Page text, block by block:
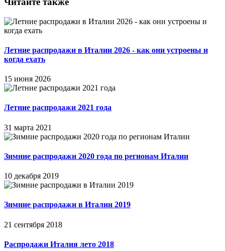
Летние распродажи в Италии 2026 - как они устроены и
когда ехать
15 июня 2026
Летние распродажи 2021 года
31 марта 2021
Зимние распродажи 2020 года по регионам Италии
10 декабря 2019
Зимние распродажи в Италии 2019
21 сентября 2018
Распродажи Италия лето 2018